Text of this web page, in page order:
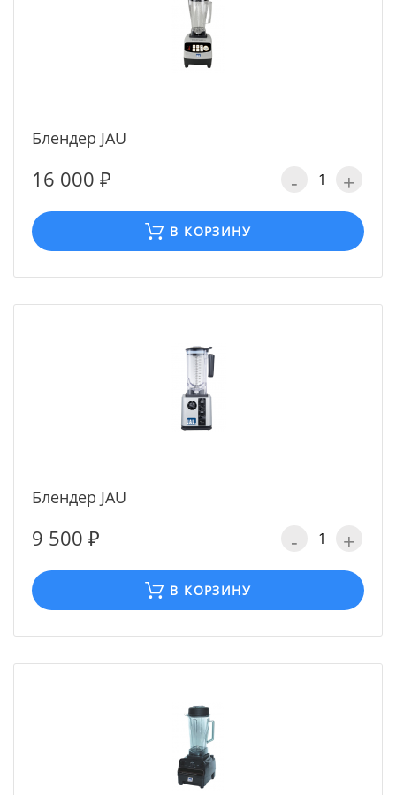
Блендер JAU
16 000 ₽ - +
В КОРЗИНУ
Блендер JAU
9 500 ₽ - +
В КОРЗИНУ